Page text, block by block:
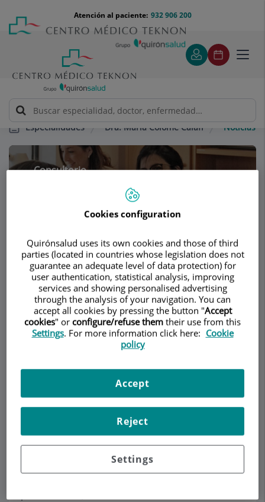
contenido
Menú
teléfono
cabecera
932 906 200
Atención al paciente:
Especialidades Dra. María Colomé Calafí Noticias
Consultorio
Dra. María Colomé
Calafí
OTORRINOLARINGOLOGÍA
DescripciónServicios EquipoContactoDatos de interés
Horario
Pedir cita
Durante estos 25 años, la Dra. Colomé ha
colaborado ofreciendo charlas, talleres y
Cookies configuration
Quirónsalud uses its own cookies and those of third
parties (located in countries whose legislation does not
guarantee an adequate level of data protection) for
user authentication, statistical analysis, improving
services and showing personalised advertising
through the analysis of your navigation. You can
accept all cookies by pressing the button "Accept
cookies" or configure/refuse them their use from this
Settings. For more information click here: Cookie
policy
Settings
Reject
Accept